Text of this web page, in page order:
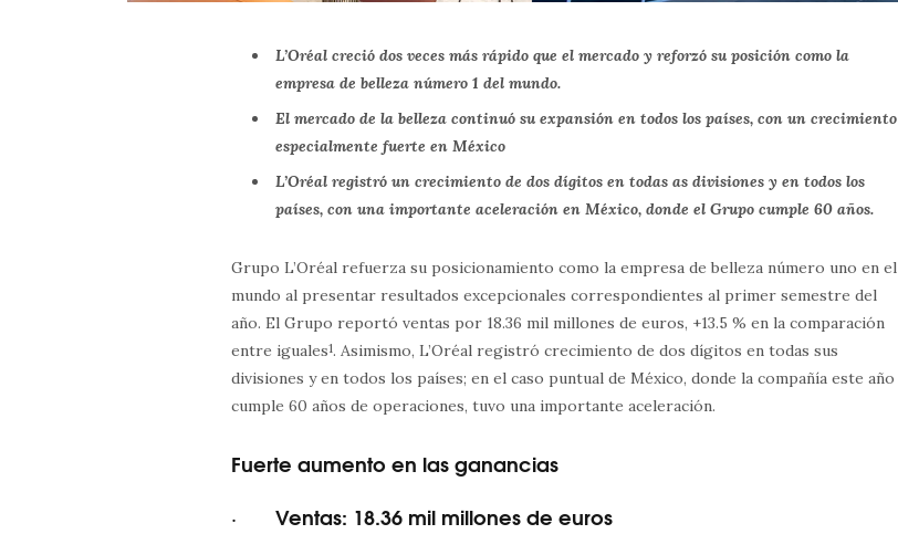
L’Oréal creció dos veces más rápido que el mercado y reforzó su posición como la
empresa de belleza número 1 del mundo.
El mercado de la belleza continuó su expansión en todos los países, con un crecimiento
especialmente fuerte en México
L’Oréal registró un crecimiento de dos dígitos en todas as divisiones y en todos los
países, con una importante aceleración en México, donde el Grupo cumple 60 años.
Grupo L’Oréal refuerza su posicionamiento como la empresa de belleza número uno en el
mundo al presentar resultados excepcionales correspondientes al primer semestre del
año. El Grupo reportó ventas por 18.36 mil millones de euros, +13.5 % en la comparación
entre iguales1. Asimismo, L’Oréal registró crecimiento de dos dígitos en todas sus
divisiones y en todos los países; en el caso puntual de México, donde la compañía este año
cumple 60 años de operaciones, tuvo una importante aceleración.
Fuerte aumento en las ganancias
· Ventas: 18.36 mil millones de euros